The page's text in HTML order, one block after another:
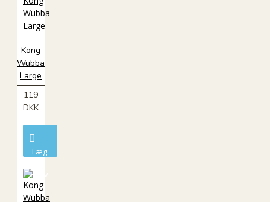
Kong
Wubba
Large
119
DKK
Læg
kurv